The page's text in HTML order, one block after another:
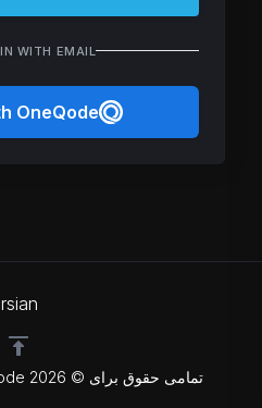
WITH EMAIL
OneQode
تمامی حقوق برای © 2026 OneQode. محفوط می باشد.